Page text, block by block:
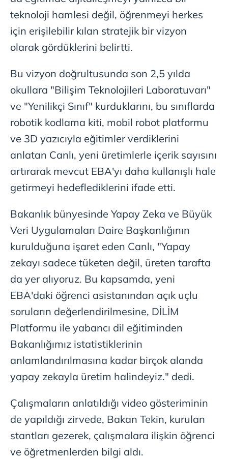
vasıtasıyla belirleyebilirsiniz. Çerezlere ilişkin detaylı bilgi
için Ayarlar butonuna tıklayabilir,Çerez Bilgilendirme
Metnimiziziyaret edebilirsiniz.
6698 sayılı Kişisel Verilerin Korunması Kanunu uyarınca
ilgili mevzuata uygun olarak kullanılan çerezlerle ilgili bilgi
almak için lütfentıklayınız.
teknoloji hamlesi değil, öğrenmeyi herkes
için erişilebilir kılan stratejik bir vizyon
olarak gördüklerini belirtti.
Bu vizyon doğrultusunda son 2,5 yılda
okullara "Bilişim Teknolojileri Laboratuvarı"
ve "Yenilikçi Sınıf" kurduklarını, bu sınıflarda
robotik kodlama kiti, mobil robot platformu
ve 3D yazıcıyla eğitimler verdiklerini
anlatan Canlı, yeni üretimlerle içerik sayısını
artırarak mevcut EBA'yı daha kullanışlı hale
getirmeyi hedeflediklerini ifade etti.
Bakanlık bünyesinde Yapay Zeka ve Büyük
Veri Uygulamaları Daire Başkanlığının
kurulduğuna işaret eden Canlı, "Yapay
zekayı sadece tüketen değil, üreten tarafta
da yer alıyoruz. Bu kapsamda, yeni
EBA'daki öğrenci asistanından açık uçlu
soruların değerlendirilmesine, DİLİM
Platformu ile yabancı dil eğitiminden
Bakanlığımız istatistiklerinin
anlamlandırılmasına kadar birçok alanda
yapay zekayla üretim halindeyiz." dedi.
Çalışmaların anlatıldığı video gösteriminin
de yapıldığı zirvede, Bakan Tekin, kurulan
stantları gezerek, çalışmalara ilişkin öğrenci
ve öğretmenlerden bilgi aldı.